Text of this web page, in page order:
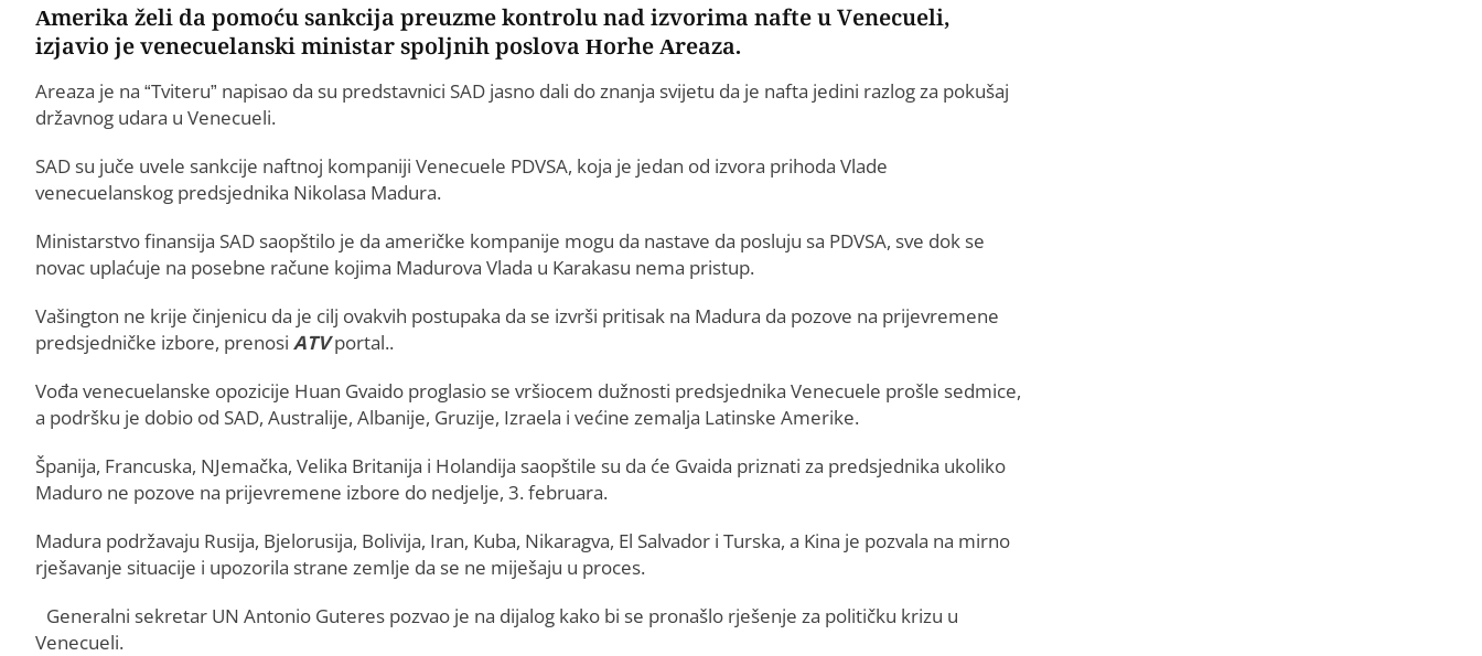
Amerika želi da pomoću sankcija preuzme kontrolu nad izvorima nafte u Venecueli,
izjavio je venecuelanski ministar spoljnih poslova Horhe Areaza.
Areaza je na “Tviteru” napisao da su predstavnici SAD jasno dali do znanja svijetu da je nafta jedini razlog za pokušaj
državnog udara u Venecueli.
SAD su juče uvele sankcije naftnoj kompaniji Venecuele PDVSA, koja je jedan od izvora prihoda Vlade
venecuelanskog predsjednika Nikolasa Madura.
Ministarstvo finansija SAD saopštilo je da američke kompanije mogu da nastave da posluju sa PDVSA, sve dok se
novac uplaćuje na posebne račune kojima Madurova Vlada u Karakasu nema pristup.
Vašington ne krije činjenicu da je cilj ovakvih postupaka da se izvrši pritisak na Madura da pozove na prijevremene
predsjedničke izbore, prenosi ATVportal..
Vođa venecuelanske opozicije Huan Gvaido proglasio se vršiocem dužnosti predsjednika Venecuele prošle sedmice,
a podršku je dobio od SAD, Australije, Albanije, Gruzije, Izraela i većine zemalja Latinske Amerike.
Španija, Francuska, NJemačka, Velika Britanija i Holandija saopštile su da će Gvaida priznati za predsjednika ukoliko
Maduro ne pozove na prijevremene izbore do nedjelje, 3. februara.
Madura podržavaju Rusija, Bjelorusija, Bolivija, Iran, Kuba, Nikaragva, El Salvador i Turska, a Kina je pozvala na mirno
rješavanje situacije i upozorila strane zemlje da se ne miješaju u proces.
Generalni sekretar UN Antonio Guteres pozvao je na dijalog kako bi se pronašlo rješenje za političku krizu u
Venecueli.